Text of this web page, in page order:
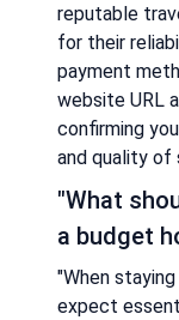
reputable
for their
payment
website URL
confirming
and quality of
"What
a budget
"When
expect